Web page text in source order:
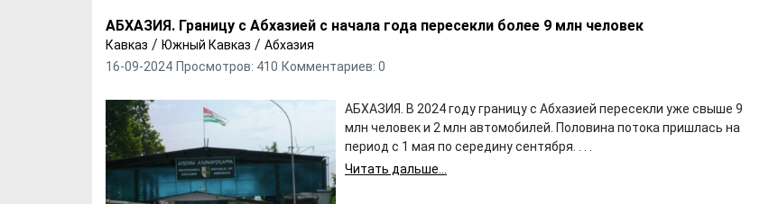
АБХАЗИЯ. Границу с Абхазией с начала года пересекли более 9 млн человек
Кавказ / Южный Кавказ / Абхазия
16-09-2024 Просмотров: 410 Комментариев: 0
АБХАЗИЯ. В 2024 году границу с Абхазией пересекли уже свыше 9
млн человек и 2 млн автомобилей. Половина потока пришлась на
период с 1 мая по середину сентября. . . .
Читать дальше...